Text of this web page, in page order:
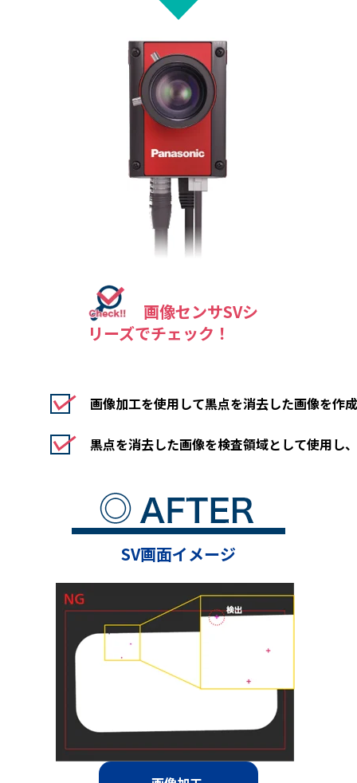
画像センサSVシ
リーズでチェック！
画像加工を使用して黒点を消去した画像を作成
黒点を消去した画像を検査領域として使用し
SV画面イメージ